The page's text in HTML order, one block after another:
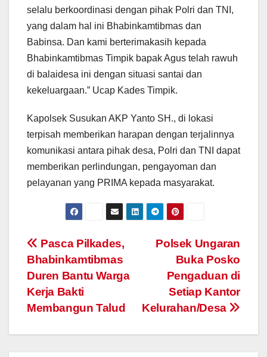
selalu berkoordinasi dengan pihak Polri dan TNI,
yang dalam hal ini Bhabinkamtibmas dan
Babinsa. Dan kami berterimakasih kepada
Bhabinkamtibmas Timpik bapak Agus telah rawuh
di balaidesa ini dengan situasi santai dan
kekeluargaan.” Ucap Kades Timpik.
Kapolsek Susukan AKP Yanto SH., di lokasi
terpisah memberikan harapan dengan terjalinnya
komunikasi antara pihak desa, Polri dan TNI dapat
memberikan perlindungan, pengayoman dan
pelayanan yang PRIMA kepada masyarakat.
Post
navigation
Polsek Ungaran
Buka Posko
Pengaduan di
Setiap Kantor
Kelurahan/Desa
Pasca Pilkades,
Bhabinkamtibmas
Duren Bantu Warga
Kerja Bakti
Membangun Talud